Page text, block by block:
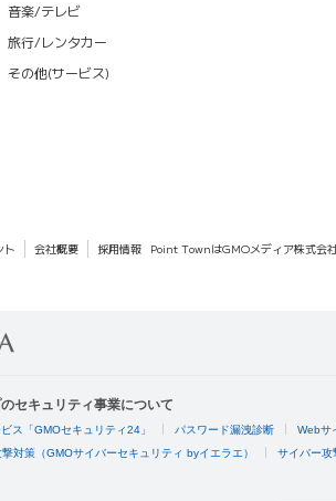
音楽/テレビ
旅行/レンタカー
その他(サービス)
ト 会社概要 採用情報 Point TownはGMOメディア株式会
セキュリティ事業について
ス「GMOセキュリティ24」 パスワード漏洩診断 Webサ
対策（GMOサイバーセキュリティ byイエラエ） サイバー攻